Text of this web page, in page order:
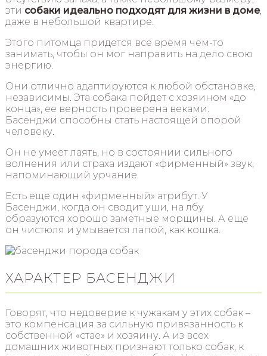
эти собаки идеально подходят для жизни в доме,
даже в небольшой квартире.
Этого питомца придется все время чем-то
занимать, чтобы он мог направить на дело свою
энергию.
Они отлично адаптируются к любой обстановке,
независимы. Эта собака пойдет с хозяином «до
конца», ее верность проверена веками.
Басенджи способны стать настоящей опорой
человеку.
Он не умеет лаять, но в состоянии сильного
волнения или страха издают «фирменный» звук,
напоминающий урчание.
Есть еще один «фирменный» атрибут. У
Басенджи, когда он сводит уши, на лбу
образуются хорошо заметные морщины. А еще
он чистюля и умывается лапой, как кошка.
ХАРАКТЕР БАСЕНДЖИ
Говорят, что недоверие к чужакам у этих собак –
это компенсация за сильную привязанность к
собственной «стае» и хозяину. А из всех
домашних животных признают только собак, к